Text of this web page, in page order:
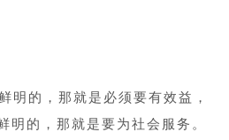
明的，那就是必须要有效益，
明的，那就是要为社会服务。